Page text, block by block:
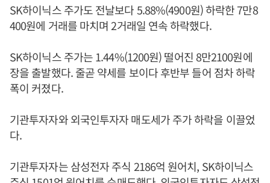
SK하이닉스 주가도 전날보다 5.88%(4900원) 하락한 7만8
400원에 거래를 마치며 2거래일 연속 하락했다.
SK하이닉스 주가는 1.44%(1200원) 떨어진 8만2100원에
장을 출발했다. 줄곧 약세를 보이다 후반부 들어 점차 하락
폭이 커졌다.
기관투자자와 외국인투자자 매도세가 주가 하락을 이끌었
다.
기관투자자는 삼성전자 주식 2186억 원어치, SK하이닉스